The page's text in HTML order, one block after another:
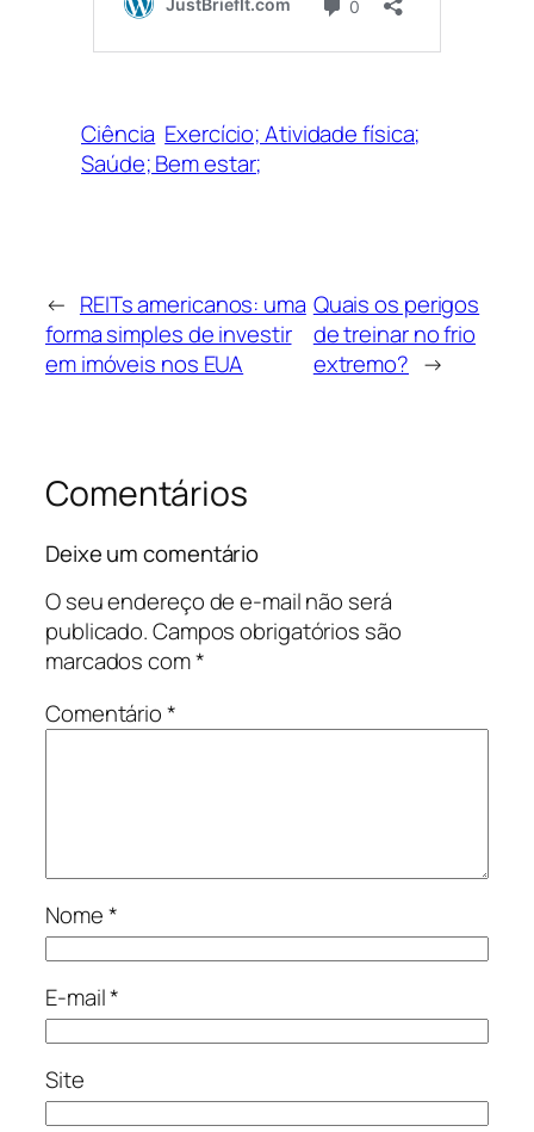
Ciência Exercício; Atividade física;
Saúde; Bem estar;
← REITs americanos: uma
forma simples de investir
em imóveis nos EUA
Quais os perigos
de treinar no frio
extremo? →
Comentários
Deixe um comentário
O seu endereço de e-mail não será
publicado.Campos obrigatórios são
marcados com*
Comentário*
Nome*
E-mail*
Site